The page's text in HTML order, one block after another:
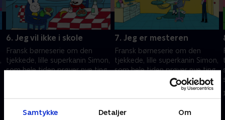
Samtykke Detaljer Om
6. Jeg vil ikke i skole
Fransk børneserie om den
tjekkede, lille superkanin Simon,
som hele tiden prøver nye ting
7. Jeg er mesteren
Fransk børneserie om den
tjekkede, lille superkanin Simon,
som hele tiden prøver nye ting
som for eksempel at lære at
cykle eller gå til tandlægen.